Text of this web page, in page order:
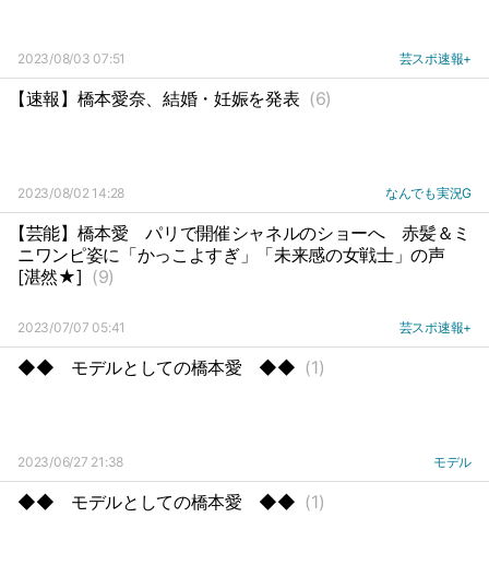
2023/08/03 07:51 芸スポ速報+
【速報】橋本愛奈、結婚・妊娠を発表 (6)
2023/08/02 14:28 なんでも実況G
【芸能】橋本愛 パリで開催シャネルのショーへ
赤髪＆ミ
ニワンピ姿に「かっこよすぎ」「未来感の女戦士」の声
[湛然★] (9)
2023/07/07 05:41 芸スポ速報+
◆◆ モデルとしての橋本愛 ◆◆ (1)
2023/06/27 21:38 モデル
◆◆ モデルとしての橋本愛 ◆◆ (1)